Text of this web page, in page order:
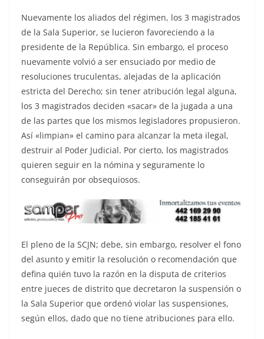
Nuevamente los aliados del régimen, los 3 magistrados
de la Sala Superior, se lucieron favoreciendo a la
presidente de la República. Sin embargo, el proceso
nuevamente volvió a ser ensuciado por medio de
resoluciones truculentas, alejadas de la aplicación
estricta del Derecho; sin tener atribución legal alguna,
los 3 magistrados deciden «sacar» de la jugada a una
de las partes que los mismos legisladores propusieron.
Así «limpian» el camino para alcanzar la meta ilegal,
destruir al Poder Judicial. Por cierto, los magistrados
quieren seguir en la nómina y seguramente lo
conseguirán por obsequiosos.
El pleno de la SCJN; debe, sin embargo, resolver el fono
del asunto y emitir la resolución o recomendación que
defina quién tuvo la razón en la disputa de criterios
entre jueces de distrito que decretaron la suspensión o
la Sala Superior que ordenó violar las suspensiones,
según ellos, dado que no tiene atribuciones para ello.